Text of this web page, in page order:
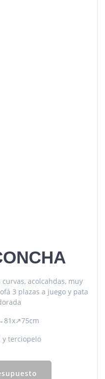
acolcahdas, muy
3 plazas a juego y pata
y terciopelo